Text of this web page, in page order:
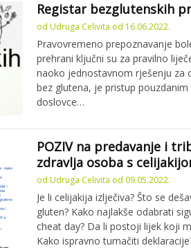
Registar bezglutenskih
od Udruga Celivita od 16.06.2022.
Pravovremeno prepoznavanje
prehrani ključni su za pravilno
naoko jednostavnom rješenju za
bez glutena, je pristup
doslovce…
POZIV na predavanje i
zdravlja osoba s
od Udruga Celivita od 09.05.2022.
Je li celijakija izlječiva? Što se
gluten? Kako najlakše odabrati
cheat day? Da li postoji lijek koji
Kako ispravno tumačiti